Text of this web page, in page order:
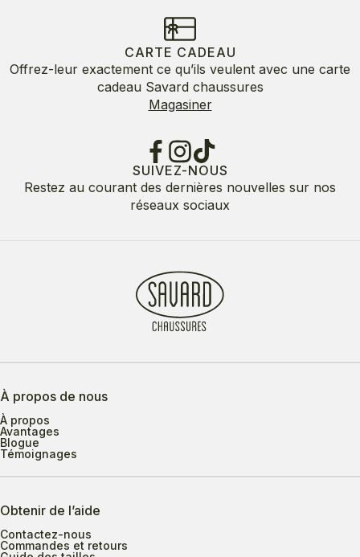
CARTE CADEAU
Offrez-leur exactement ce qu’ils veulent avec une carte
cadeau Savard chaussures
Magasiner
SUIVEZ-NOUS
Restez au courant des dernières nouvelles sur nos
réseaux sociaux
À propos de nous
À propos
Avantages
Blogue
Témoignages
Obtenir de l’aide
Contactez-nous
Commandes et retours